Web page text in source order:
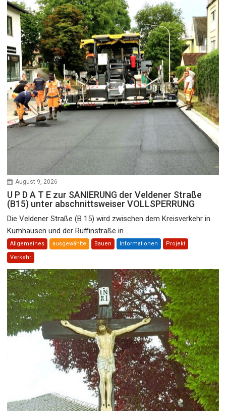
August 9, 2026
U P D A T E zur SANIERUNG der Veldener Straße
(B15) unter abschnittsweiser VOLLSPERRUNG
Die Veldener Straße (B 15) wird zwischen dem Kreisverkehr in
Kumhausen und der Ruffinstraße in...
Allgemeines ausgewählte Bauen Informationen Projekt
Verkehr